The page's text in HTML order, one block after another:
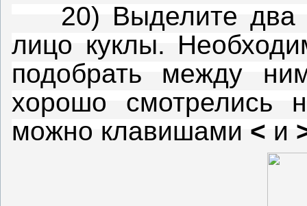
20) Выделите два
лицо куклы.
подобрать между
хорошо смотрелись
можно клавишами < и